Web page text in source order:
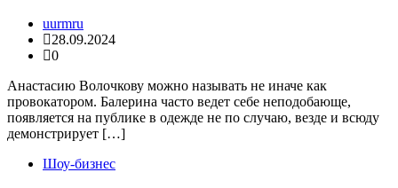
uurmru
28.09.2024
0
Анастасию Волочкову можно называть не иначе как
провокатором. Балерина часто ведет себе неподобающе,
появляется на публике в одежде не по случаю, везде и всюду
демонстрирует […]
Шоу-бизнес